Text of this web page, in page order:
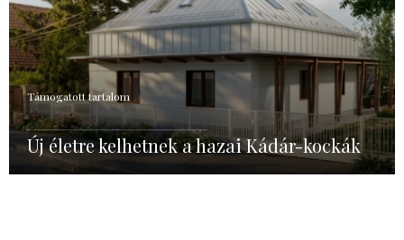
Támogatott tartalom
Új életre kelhetnek a hazai Kádár-kockák